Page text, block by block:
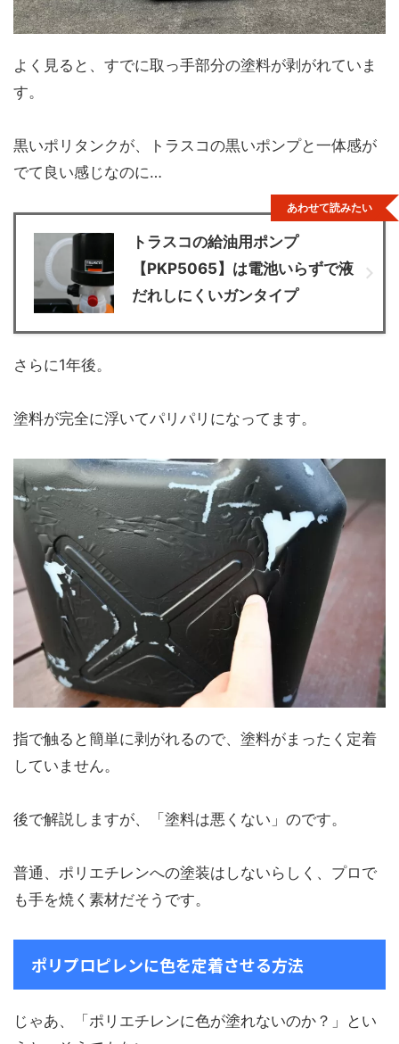
よく見ると、すでに取っ手部分の塗料が剥がれていま
す。
黒いポリタンクが、トラスコの黒いポンプと一体感が
でて良い感じなのに…
トラスコの給油用ポンプ
【PKP5065】は電池いらずで液
だれしにくいガンタイプ
あわせて読みたい
さらに1年後。
塗料が完全に浮いてパリパリになってます。
指で触ると簡単に剥がれるので、塗料がまったく定着
していません。
後で解説しますが、「塗料は悪くない」のです。
普通、ポリエチレンへの塗装はしないらしく、プロで
も手を焼く素材だそうです。
ポリプロピレンに色を定着させる方法
じゃあ、「ポリエチレンに色が塗れないのか？」とい